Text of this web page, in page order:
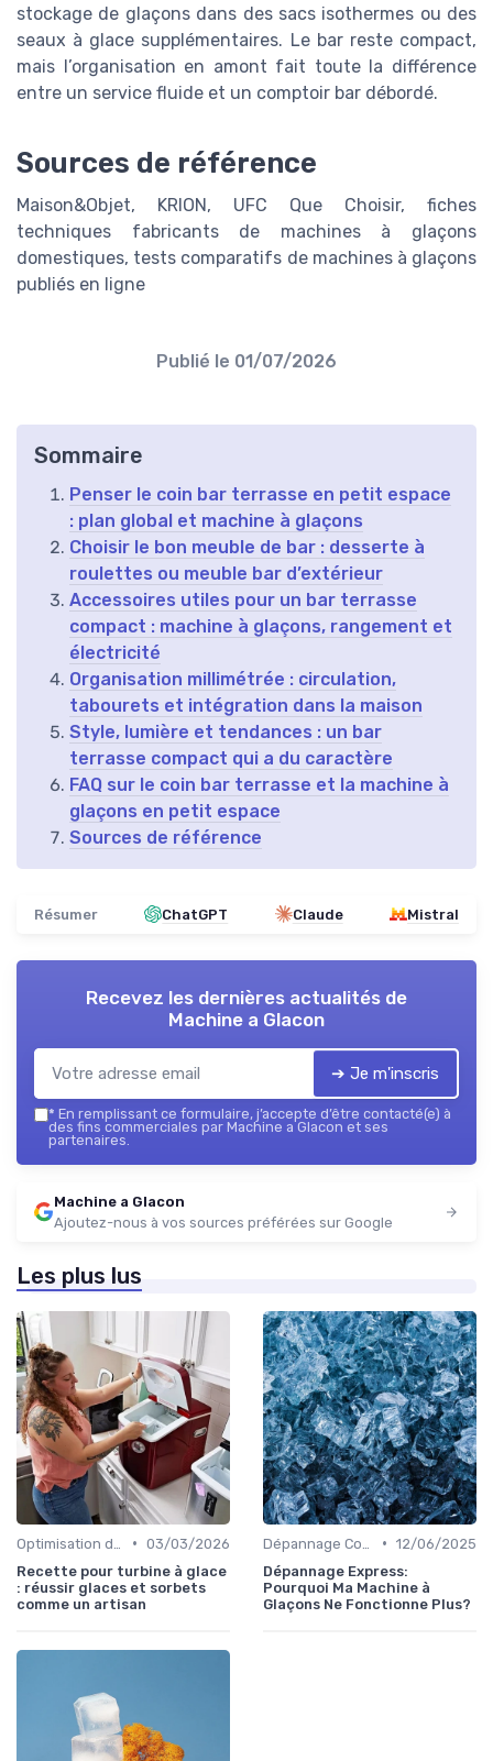
stockage de glaçons dans des sacs isothermes ou des
seaux à glace supplémentaires. Le bar reste compact,
mais l’organisation en amont fait toute la différence
entre un service fluide et un comptoir bar débordé.
Sources de référence
Maison&Objet, KRION, UFC Que Choisir, fiches
techniques fabricants de machines à glaçons
domestiques, tests comparatifs de machines à glaçons
publiés en ligne
Publié le 01/07/2026
Sommaire
Penser le coin bar terrasse en petit espace
: plan global et machine à glaçons
Choisir le bon meuble de bar : desserte à
roulettes ou meuble bar d’extérieur
Accessoires utiles pour un bar terrasse
compact : machine à glaçons, rangement et
électricité
Organisation millimétrée : circulation,
tabourets et intégration dans la maison
Style, lumière et tendances : un bar
terrasse compact qui a du caractère
FAQ sur le coin bar terrasse et la machine à
glaçons en petit espace
Sources de référence
Résumer ChatGPT Claude Mistral
Recevez les dernières actualités de
Machine a Glacon
➔ Je m'inscris
* En remplissant ce formulaire, j’accepte d’être contacté(e) à
des fins commerciales par Machine a Glacon et ses
partenaires.
Machine a Glacon
Ajoutez-nous à vos sources préférées sur Google
Les plus lus
• 03/03/2026
Recette pour turbine à glace
: réussir glaces et sorbets
comme un artisan
• 12/06/2025
Dépannage Express:
Pourquoi Ma Machine à
Glaçons Ne Fonctionne Plus?